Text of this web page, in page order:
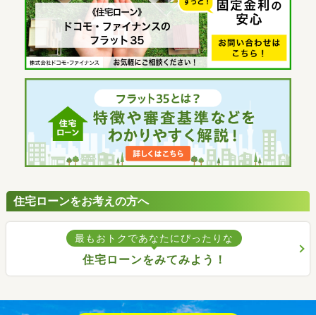
住宅ローンをお考えの方へ
最もおトクであなたにぴったりな
住宅ローンをみてみよう！